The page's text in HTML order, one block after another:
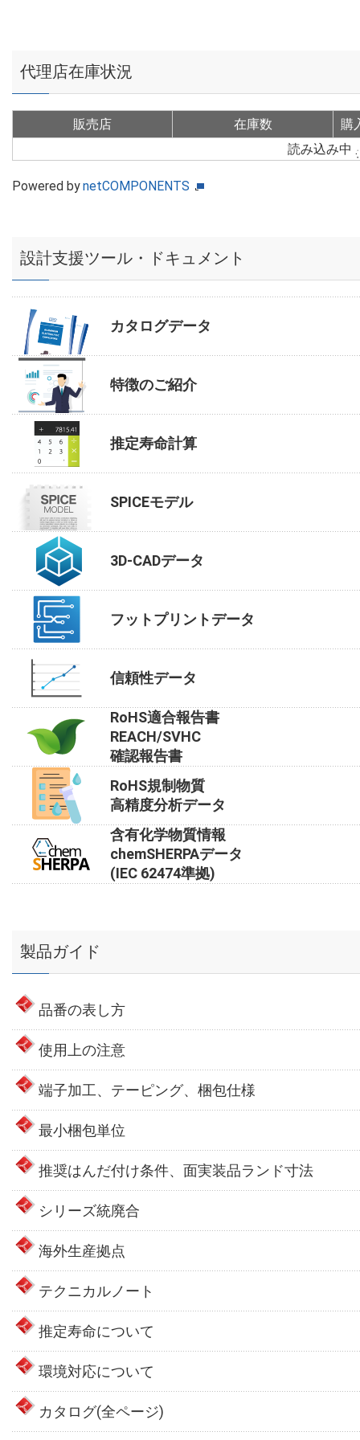
代理店在庫状況
販売店 在庫数
購
読み込み中
Powered bynetCOMPONENTS
設計支援ツール・ドキュメント
カタログデータ
特徴のご紹介
推定寿命計算
SPICEモデル
3D-CADデータ
フットプリントデータ
信頼性データ
RoHS適合報告書
REACH/SVHC
確認報告書
RoHS規制物質
高精度分析データ
含有化学物質情報
chemSHERPAデータ
(IEC 62474準拠)
製品ガイド
品番の表し方
使用上の注意
端子加工、テーピング、梱包仕様
最小梱包単位
推奨はんだ付け条件、面実装品ランド寸法
シリーズ統廃合
海外生産拠点
テクニカルノート
推定寿命について
環境対応について
カタログ(全ページ)